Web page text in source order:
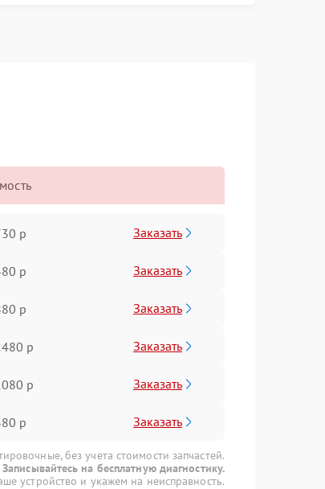
р Заказать
р Заказать
р Заказать
р Заказать
р Заказать
р Заказать
без учета стоимости запчастей.
Записывайтесь на бесплатную диагностику.
устройство и укажем на неисправность.